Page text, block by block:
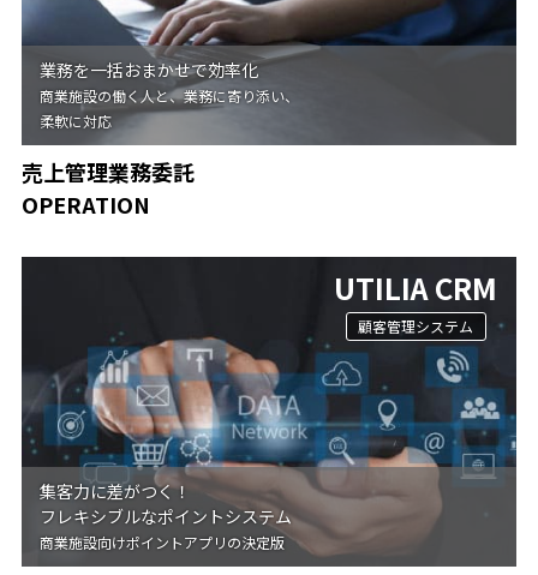
業務を一括おまかせで効率化
商業施設の働く人と、業務に寄り添い、
柔軟に対応
売上管理業務委託
OPERATION
UTILIA CRM
顧客管理システム
集客力に差がつく！
フレキシブルなポイントシステム
商業施設向けポイントアプリの決定版